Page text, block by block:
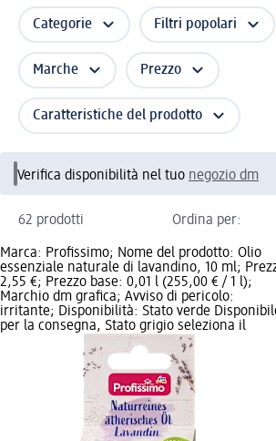
Categorie Filtri popolari
Marche Prezzo
Caratteristiche del prodotto
Verifica disponibilità nel tuo negozio dm
62 prodotti Ordina per:
Marca: Profissimo; Nome del prodotto: Olio
essenziale naturale di lavandino, 10 ml;
2,55 €; Prezzo base: 0,01 l (255,00 € / 1 l);
Marchio dm grafica; Avviso di pericolo:
irritante; Disponibilità: Stato verde
per la consegna, Stato grigio seleziona il